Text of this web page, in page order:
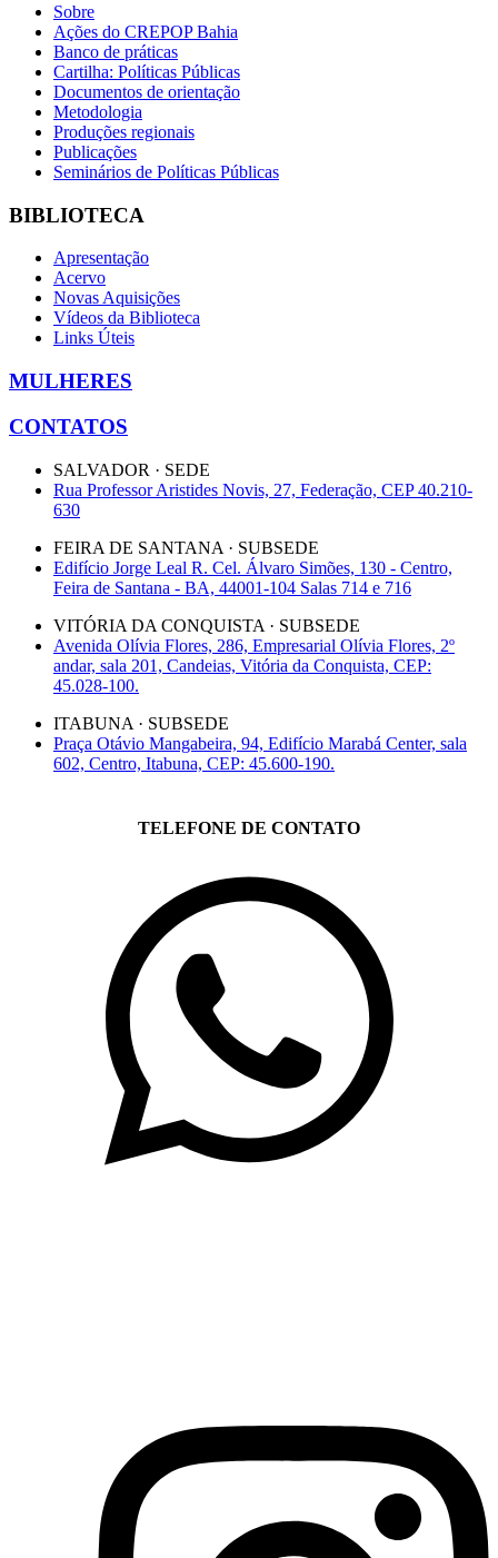
Sobre
Ações do CREPOP Bahia
Banco de práticas
Cartilha: Políticas Públicas
Documentos de orientação
Metodologia
Produções regionais
Publicações
Seminários de Políticas Públicas
BIBLIOTECA
Apresentação
Acervo
Novas Aquisições
Vídeos da Biblioteca
Links Úteis
MULHERES
CONTATOS
SALVADOR · SEDE
Rua Professor Aristides Novis, 27, Federação, CEP 40.210-
630
FEIRA DE SANTANA · SUBSEDE
Edifício Jorge Leal R. Cel. Álvaro Simões, 130 - Centro,
Feira de Santana - BA, 44001-104 Salas 714 e 716
VITÓRIA DA CONQUISTA · SUBSEDE
Avenida Olívia Flores, 286, Empresarial Olívia Flores, 2º
andar, sala 201, Candeias, Vitória da Conquista, CEP:
45.028-100.
ITABUNA · SUBSEDE
Praça Otávio Mangabeira, 94, Edifício Marabá Center, sala
602, Centro, Itabuna, CEP: 45.600-190.
TELEFONE DE CONTATO